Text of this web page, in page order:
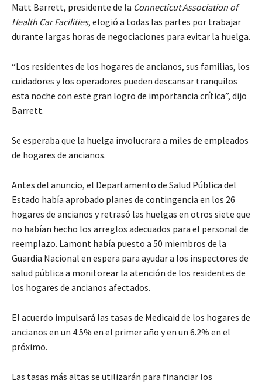
Matt Barrett, presidente de la Connecticut Association of
Health Car Facilities, elogió a todas las partes por trabajar
durante largas horas de negociaciones para evitar la huelga.
“Los residentes de los hogares de ancianos, sus familias, los
cuidadores y los operadores pueden descansar tranquilos
esta noche con este gran logro de importancia crítica”, dijo
Barrett.
Se esperaba que la huelga involucrara a miles de empleados
de hogares de ancianos.
Antes del anuncio, el Departamento de Salud Pública del
Estado había aprobado planes de contingencia en los 26
hogares de ancianos y retrasó las huelgas en otros siete que
no habían hecho los arreglos adecuados para el personal de
reemplazo. Lamont había puesto a 50 miembros de la
Guardia Nacional en espera para ayudar a los inspectores de
salud pública a monitorear la atención de los residentes de
los hogares de ancianos afectados.
El acuerdo impulsará las tasas de Medicaid de los hogares de
ancianos en un 4.5% en el primer año y en un 6.2% en el
próximo.
Las tasas más altas se utilizarán para financiar los